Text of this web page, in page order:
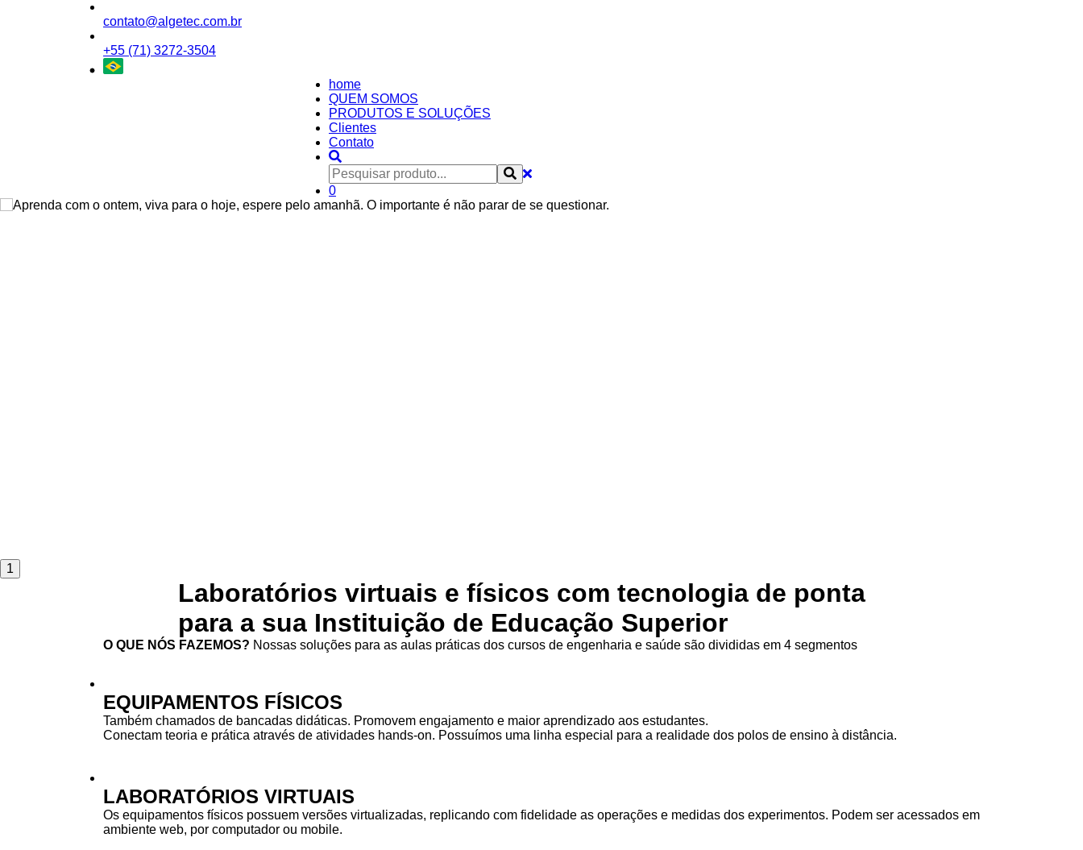
contato@algetec.com.br
+55 (71) 3272-3504
home
QUEM SOMOS
PRODUTOS E SOLUÇÕES
Clientes
Contato
0
1
Laboratórios virtuais e físicos com tecnologia de ponta
para a sua Instituição de Educação Superior
O QUE NÓS FAZEMOS? Nossas soluções para as aulas práticas dos cursos de engenharia e saúde são divididas em 4 segmentos
EQUIPAMENTOS FÍSICOS
Também chamados de bancadas didáticas. Promovem engajamento e maior aprendizado aos estudantes.
Conectam teoria e prática através de atividades hands-on. Possuímos uma linha especial para a realidade dos polos de ensino à distância.
LABORATÓRIOS VIRTUAIS
Os equipamentos físicos possuem versões virtualizadas, replicando com fidelidade as operações e medidas dos experimentos. Podem ser acessados em
ambiente web, por computador ou mobile.